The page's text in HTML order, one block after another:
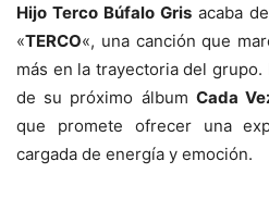
Hijo Terco Búfalo Gris acaba
«TERCO«, una canción que
más en la trayectoria del
de su próximo álbum Cada
que promete ofrecer una
cargada de energía y emoción.